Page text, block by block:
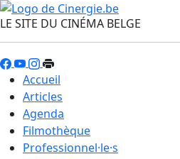
LE SITE DU CINÉMA BELGE
Accueil
Articles
Agenda
Filmothèque
Professionnel·le·s